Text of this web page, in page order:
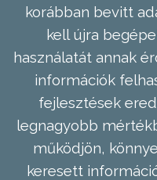
korábban bevitt
kell újra
használatát annak
információk
fejlesztések
legnagyobb
működjön,
keresett